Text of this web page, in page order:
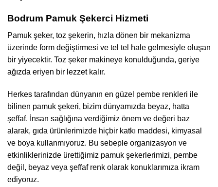
Bodrum Pamuk Şekerci Hizmeti
Pamuk şeker, toz şekerin, hızla dönen bir mekanizma
üzerinde form değiştirmesi ve tel tel hale gelmesiyle oluşan
bir yiyecektir. Toz şeker makineye konulduğunda, geriye
ağızda eriyen bir lezzet kalır.
Herkes tarafından dünyanın en güzel pembe renkleri ile
bilinen pamuk şekeri, bizim dünyamızda beyaz, hatta
şeffaf. İnsan sağlığına verdiğimiz önem ve değeri baz
alarak, gıda ürünlerimizde hiçbir katkı maddesi, kimyasal
ve boya kullanmıyoruz. Bu sebeple organizasyon ve
etkinliklerinizde ürettiğimiz pamuk şekerlerimizi, pembe
değil, beyaz veya şeffaf renk olarak konuklarımıza ikram
ediyoruz.